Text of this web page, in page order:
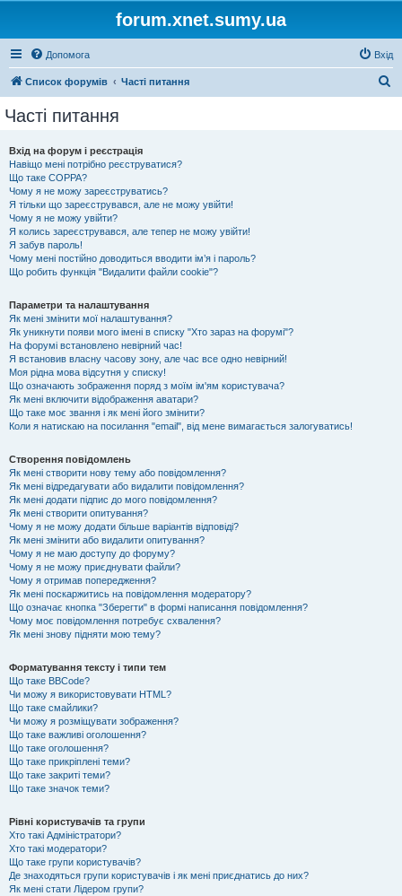
forum.xnet.sumy.ua
Допомога Вхід
Список форумів Часті питання
Часті питання
Вхід на форум і реєстрація
Навіщо мені потрібно реєструватися?
Що таке COPPA?
Чому я не можу зареєструватись?
Я тільки що зареєструвався, але не можу увійти!
Чому я не можу увійти?
Я колись зареєструвався, але тепер не можу увійти!
Я забув пароль!
Чому мені постійно доводиться вводити ім’я і пароль?
Що робить функція "Видалити файли cookie"?
Параметри та налаштування
Як мені змінити мої налаштування?
Як уникнути появи мого імені в списку "Хто зараз на форумі"?
На форумі встановлено невірний час!
Я встановив власну часову зону, але час все одно невірний!
Моя рідна мова відсутня у списку!
Що означають зображення поряд з моїм ім'ям користувача?
Як мені включити відображення аватари?
Що таке моє звання і як мені його змінити?
Коли я натискаю на посилання "email", від мене вимагається залогуватись!
Створення повідомлень
Як мені створити нову тему або повідомлення?
Як мені відредагувати або видалити повідомлення?
Як мені додати підпис до мого повідомлення?
Як мені створити опитування?
Чому я не можу додати більше варіантів відповіді?
Як мені змінити або видалити опитування?
Чому я не маю доступу до форуму?
Чому я не можу приєднувати файли?
Чому я отримав попередження?
Як мені поскаржитись на повідомлення модератору?
Що означає кнопка "Зберегти" в формі написання повідомлення?
Чому моє повідомлення потребує схвалення?
Як мені знову підняти мою тему?
Форматування тексту і типи тем
Що таке BBCode?
Чи можу я використовувати HTML?
Що таке смайлики?
Чи можу я розміщувати зображення?
Що таке важливі оголошення?
Що таке оголошення?
Що таке прикріплені теми?
Що таке закриті теми?
Що таке значок теми?
Рівні користувачів та групи
Хто такі Адміністратори?
Хто такі модератори?
Що таке групи користувачів?
Де знаходяться групи користувачів і як мені приєднатись до них?
Як мені стати Лідером групи?